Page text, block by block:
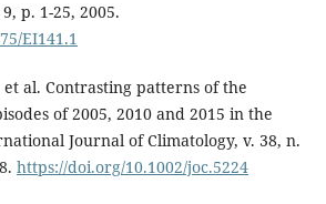
p. 1-25, 2005.
EI141.1
et al. Contrasting patterns of the
of 2005, 2010 and 2015 in the
Journal of Climatology, v. 38, n.
https://doi.org/10.1002/joc.5224